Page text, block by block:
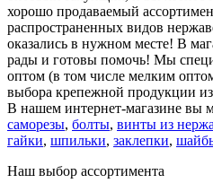
хорошо продаваемый
распространенных видов
оказались в нужном месте! В
рады и готовы помочь! Мы
оптом (в том числе мелким
выбора крепежной продукции
В нашем интернет-магазине вы
саморезы, болты, винты из
гайки, шпильки, заклепки,
Наш выбор ассортимента